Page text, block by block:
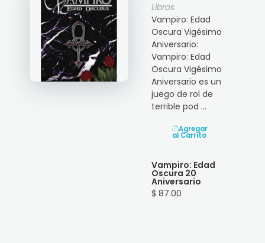
Vampiro: Edad
Oscura 20
Aniversario
$ 87.00
Libros
Vampiro: Edad
Oscura Vigésimo
Aniversario:
Vampiro: Edad
Oscura Vigésimo
Aniversario es un
juego de rol de
terrible pod ...
Agregar
al Carrito